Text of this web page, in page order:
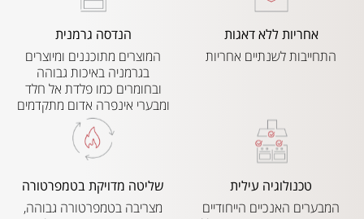
אחריות ללא דאגות
התחייבות לשנתיים אחריות
הנדסה גרמנית
המוצרים מתוכננים ומיוצרים
בגרמניה באיכות גבוהה
ובחומרים כמו פלדת אל חלד
ומבערי אינפרה אדום מתקדמים
טכנולוגיה עילית
המבערים האנכיים הייחודיים
שליטה מדויקת בטמפרטורה
מצריבה בטמפרטורה גבוהה,